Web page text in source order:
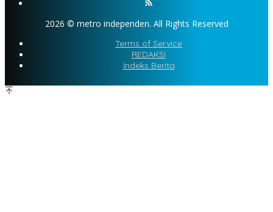
2026 © metro independen. All Rights Reserved
Terms of Service
REDAKSI
Indeks Berita